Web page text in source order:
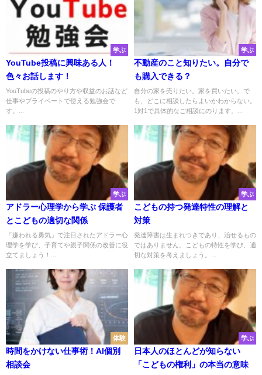
学ぶ
YouTube投稿に興味ある人！
色々お話します！
YouTubeの投稿のやり方や収益のお話など
仕事やプライベートで使える勉強会で
す。...
学ぶ
不動産のこと知りたい。自分で
も購入できる？
自分の家を売りたい。家を買いたい。で
も、どこに相談したらよいかわからない。
1対1で具体的なご相談にのります。...
学ぶ
アドラー心理学から学ぶ 保護者
とこどもの適切な関係
「嫌われる勇気」で注目されたアドラー心
理学を学び、子育てや親子関係の改善に役
立てましょう！...
学ぶ
こどもの持つ発達特性の理解と
対策
発達障害は生まれつきであり、治せるもの
ではありません。こどもの特性を学び、適
切な対策を考えましょう。...
体験
時間をかけない仕事術！AI個別
相談会
学ぶ
日本人のほとんどが知らない
「こどもの権利」の本当の意味